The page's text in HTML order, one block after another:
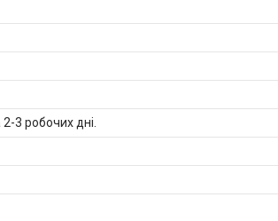
3 робочих дні.